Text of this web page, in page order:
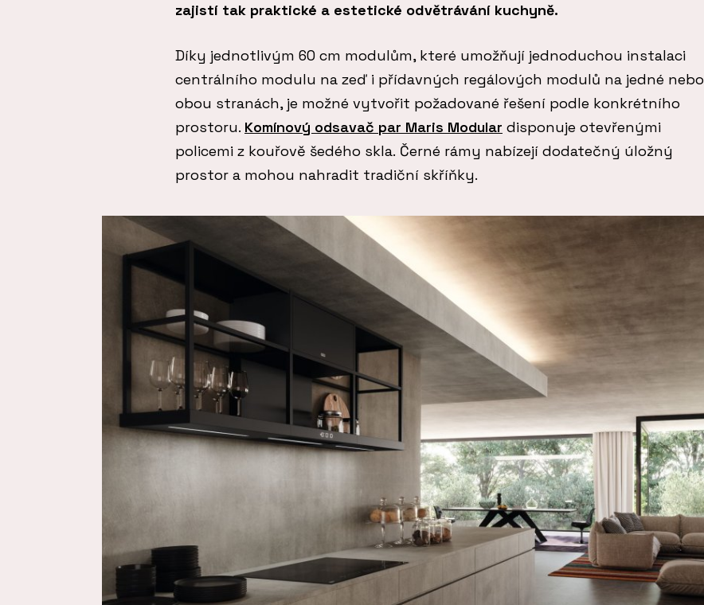
zajistí tak praktické a estetické odvětrávání kuchyně.
Díky jednotlivým 60 cm modulům, které umožňují jednoduchou instalaci
centrálního modulu na zeď i přídavných regálových modulů na jedné nebo
obou stranách, je možné vytvořit požadované řešení podle konkrétního
prostoru. Komínový odsavač par Maris Modular disponuje otevřenými
policemi z kouřově šedého skla. Černé rámy nabízejí dodatečný úložný
prostor a mohou nahradit tradiční skříňky.